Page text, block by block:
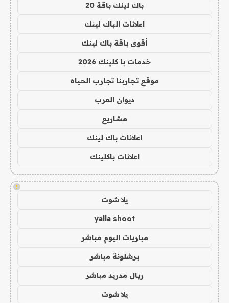
باك لينك باقة 20
اعلانات الباك لينك
أقوى باقة باك لينك
خدمات با كلينك 2026
موقع تجاربنا تجارب الحياه
ديوان العرب
مشاريع
اعلانات باك لينك
اعلانات باكلينك
!
يلا شوت
yalla shoot
مباريات اليوم مباشر
برشلونة مباشر
ريال مدريد مباشر
يلا شوت